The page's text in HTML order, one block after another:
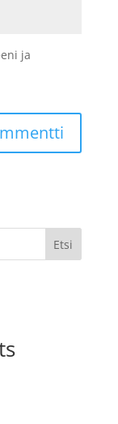
ja
Etsi